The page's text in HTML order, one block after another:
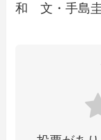
和 文・手島